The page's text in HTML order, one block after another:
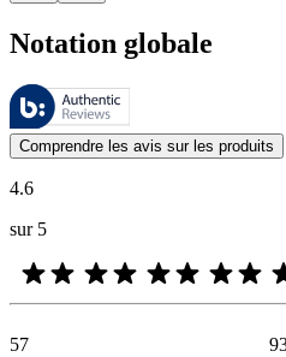
Notation globale
Ces évaluations sont gérées par
Les avis des clients exprimés sous
Comprendre les avis sur les produits
4.6
sur 5
57